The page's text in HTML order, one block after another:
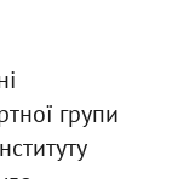
групи